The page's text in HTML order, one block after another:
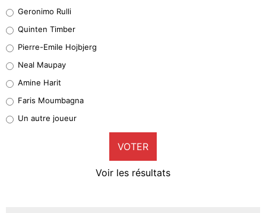
32%
5%
1%
9%
Geronimo Rulli
Quinten Timber
Pierre-Emile Hojbjerg
Neal Maupay
Amine Harit
Faris Moumbagna
Un autre joueur
VOTER
Voir les résultats